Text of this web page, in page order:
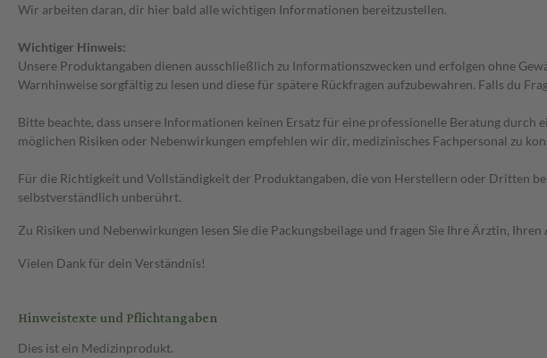
Wir arbeiten daran, dir hier bald alle wichtigen Informationen bereitzustellen.
Wichtiger Hinweis:
Unsere Produktangaben dienen ausschließlich zu Informationszwecken und erfolgen ohne
Warnhinweise sorgfältig zu lesen und diese für spätere Rückfragen aufzubewahren. Falls du
Bitte beachte, dass unsere Informationen keinen Ersatz für eine professionelle Beratung
möglichen Risiken oder Nebenwirkungen empfehlen wir dir, medizinisches Fachpersonal zu
Für die Richtigkeit und Vollständigkeit der Produktangaben, die von Herstellern oder Dritten
selbstverständlich unberührt.
Zu Risiken und Nebenwirkungen lesen Sie die Packungsbeilage und fragen Sie Ihre Ärztin,
Vielen Dank für dein Verständnis!
Hinweistexte und Pflichtangaben
Dies ist ein Medizinprodukt.